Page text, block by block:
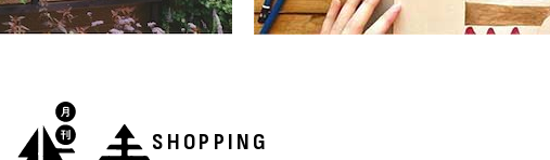
SHOPPING